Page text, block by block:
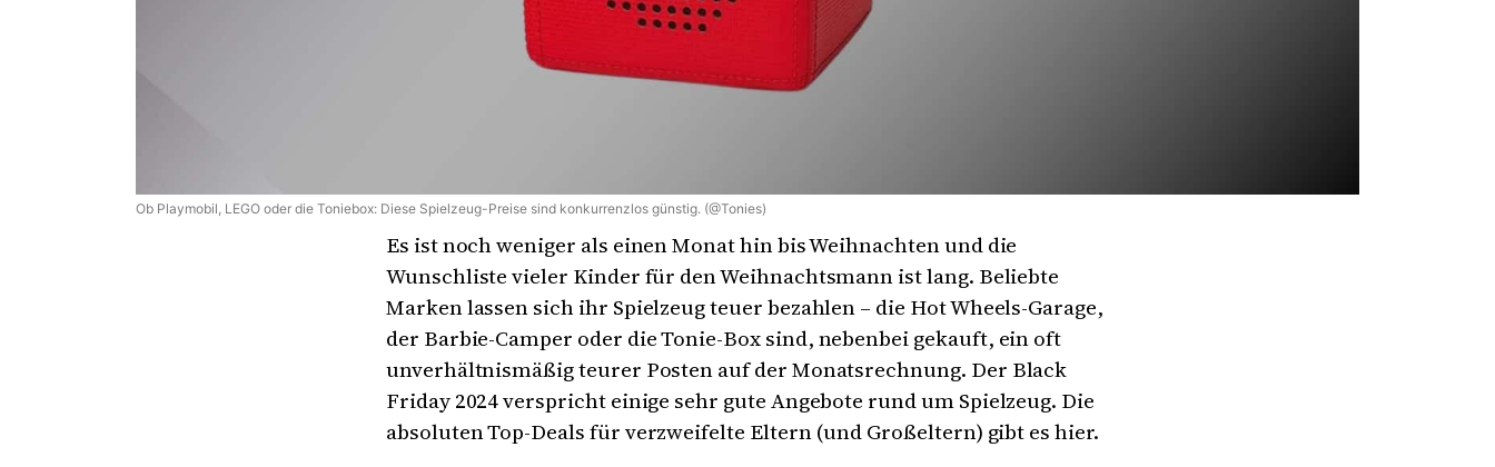
Ob Playmobil, LEGO oder die Toniebox: Diese Spielzeug-Preise sind konkurrenzlos günstig. (@Tonies)
Es ist noch weniger als einen Monat hin bis Weihnachten und die
Wunschliste vieler Kinder für den Weihnachtsmann ist lang. Beliebte
Marken lassen sich ihr Spielzeug teuer bezahlen – die Hot Wheels-Garage,
der Barbie-Camper oder die Tonie-Box sind, nebenbei gekauft, ein oft
unverhältnismäßig teurer Posten auf der Monatsrechnung. Der Black
Friday 2024 verspricht einige sehr gute Angebote rund um Spielzeug. Die
absoluten Top-Deals für verzweifelte Eltern (und Großeltern) gibt es hier.